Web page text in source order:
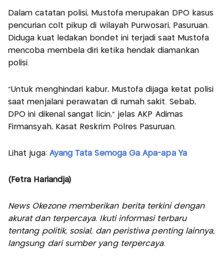
Dalam catatan polisi, Mustofa merupakan DPO kasus
pencurian colt pikup di wilayah Purwosari, Pasuruan.
Diduga kuat ledakan bondet ini terjadi saat Mustofa
mencoba membela diri ketika hendak diamankan
polisi.
"Untuk menghindari kabur, Mustofa dijaga ketat polisi
saat menjalani perawatan di rumah sakit. Sebab,
DPO ini dikenal sangat licin," jelas AKP Adimas
Firmansyah, Kasat Reskrim Polres Pasuruan.
Lihat juga: Ayang Tata Semoga Ga Apa-apa Ya
(Fetra Hariandja)
News Okezone memberikan berita terkini dengan
akurat dan terpercaya. Ikuti informasi terbaru
tentang politik, sosial, dan peristiwa penting lainnya,
langsung dari sumber yang terpercaya.